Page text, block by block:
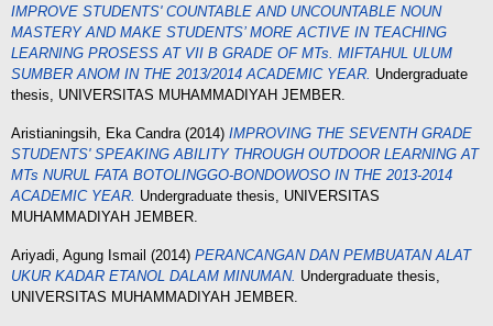
IMPROVE STUDENTS' COUNTABLE AND UNCOUNTABLE NOUN
MASTERY AND MAKE STUDENTS’ MORE ACTIVE IN TEACHING
LEARNING PROSESS AT VII B GRADE OF MTs. MIFTAHUL ULUM
SUMBER ANOM IN THE 2013/2014 ACADEMIC YEAR. Undergraduate
thesis, UNIVERSITAS MUHAMMADIYAH JEMBER.
Aristianingsih, Eka Candra(2014) IMPROVING THE SEVENTH GRADE
STUDENTS' SPEAKING ABILITY THROUGH OUTDOOR LEARNING AT
MTs NURUL FATA BОTOLINGGO-BONDOWOSO IN THE 2013-2014
ACADEMIC YEAR. Undergraduate thesis, UNIVERSITAS
MUHAMMADIYAH JEMBER.
Ariyadi, Agung Ismail (2014) PERANCANGAN DAN PEMBUATAN ALAT
UKUR KADAR ETANOL DALAM MINUMAN. Undergraduate thesis,
UNIVERSITAS MUHAMMADIYAH JEMBER.